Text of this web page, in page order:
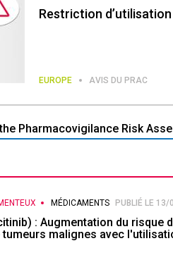
Restriction
EUROPE AVIS DU PRAC
Pharmacovigilance Risk
MÉDICAMENTS PUBLIÉ LE 13/
: Augmentation du risque
tumeurs malignes avec